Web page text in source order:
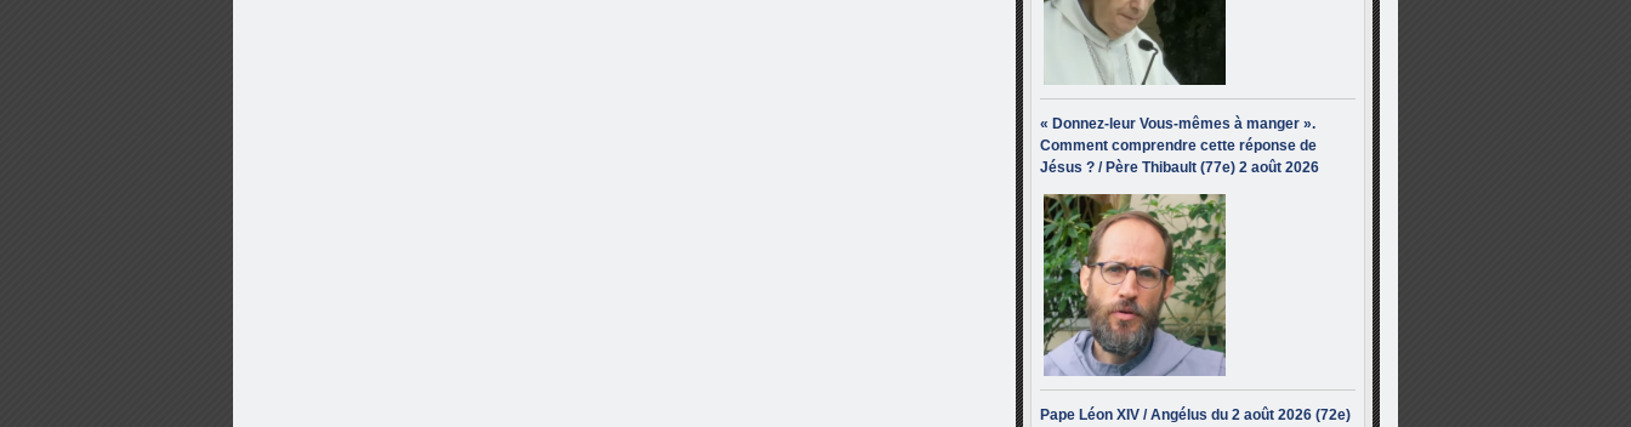
« Donnez-leur Vous-mêmes à manger ».
Comment comprendre cette réponse de
Jésus ? / Père Thibault (77e) 2 août 2026
Pape Léon XIV / Angélus du 2 août 2026 (72e)